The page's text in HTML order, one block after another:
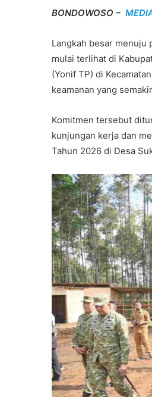
BONDOWOSO –
Langkah besar menuju
mulai terlihat di
(Yonif TP) di
keamanan yang
Komitmen tersebut
kunjungan kerja dan
Tahun 2026 di Desa